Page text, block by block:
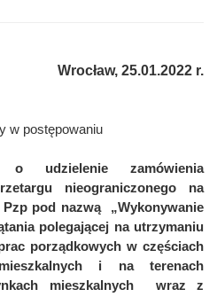
Wrocław, 25.01.2022 r.
w postępowaniu
o udzielenie zamówienia
nieograniczonego na
pod nazwą „Wykonywanie
polegającej na utrzymaniu
porządkowych w częściach
i na terenach
mieszkalnych wraz z